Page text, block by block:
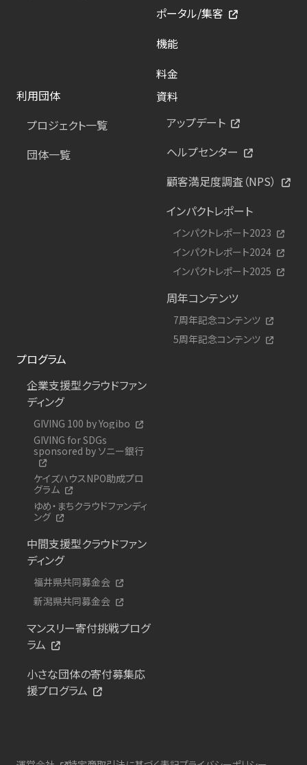
ポータル/集客
機能
料金
利用団体
プロジェクト一覧
団体一覧
資料
アップデート
ヘルプセンター
顧客満足度調査（NPS）
インパクトレポート
インパクトレポート2023
インパクトレポート2024
インパクトレポート2025
周年コンテンツ
7周年記念コンテンツ
5周年記念コンテンツ
プログラム
企業支援型クラウドファン
ディング
GIVING 100 by Yogibo
GIVING for SDGs
sponsored by ソニー銀行
ケイズハウスNPO助成プロ
グラム
ゆめ・まちクラウドファンディ
ング
中間支援型クラウドファン
ディング
福井県共同募金会
新潟県共同募金会
マンスリー寄付挑戦プログ
ラム
小さな団体の寄付募集応
援プログラム